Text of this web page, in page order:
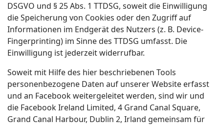
DSGVO und § 25 Abs. 1 TTDSG, soweit die Einwilligung
die Speicherung von Cookies oder den Zugriff auf
Informationen im Endgerät des Nutzers (z. B. Device-
Fingerprinting) im Sinne des TTDSG umfasst. Die
Einwilligung ist jederzeit widerrufbar.
Soweit mit Hilfe des hier beschriebenen Tools
personenbezogene Daten auf unserer Website erfasst
und an Facebook weitergeleitet werden, sind wir und
die Facebook Ireland Limited, 4 Grand Canal Square,
Grand Canal Harbour, Dublin 2, Irland gemeinsam für